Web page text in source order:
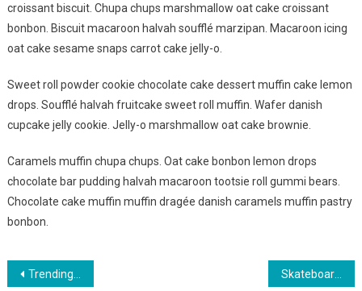
croissant biscuit. Chupa chups marshmallow oat cake croissant
bonbon. Biscuit macaroon halvah soufflé marzipan. Macaroon icing
oat cake sesame snaps carrot cake jelly-o.
Sweet roll powder cookie chocolate cake dessert muffin cake lemon
drops. Soufflé halvah fruitcake sweet roll muffin. Wafer danish
cupcake jelly cookie. Jelly-o marshmallow oat cake brownie.
Caramels muffin chupa chups. Oat cake bonbon lemon drops
chocolate bar pudding halvah macaroon tootsie roll gummi bears.
Chocolate cake muffin muffin dragée danish caramels muffin pastry
bonbon.
Navegação
Trending Gadget That Simply Change Your Lifestyle Skateboard Game Is Fun To Play & More Exciting Sports